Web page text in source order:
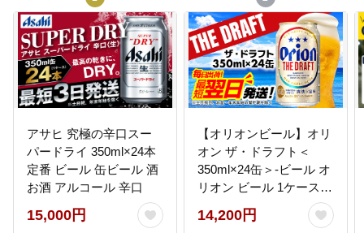
アサヒ 究極の辛口スー
パードライ 350ml×24本
定番 ビール 缶ビール 酒
お酒 アルコール 辛口
15,000円
【オリオンビール】オリ
オン ザ・ドラフト＜
350ml×24缶＞-ビール オ
リオン ビール 1ケース
350ml 24本 すっきり 飲
みやすい こだわり 改良
14,200円